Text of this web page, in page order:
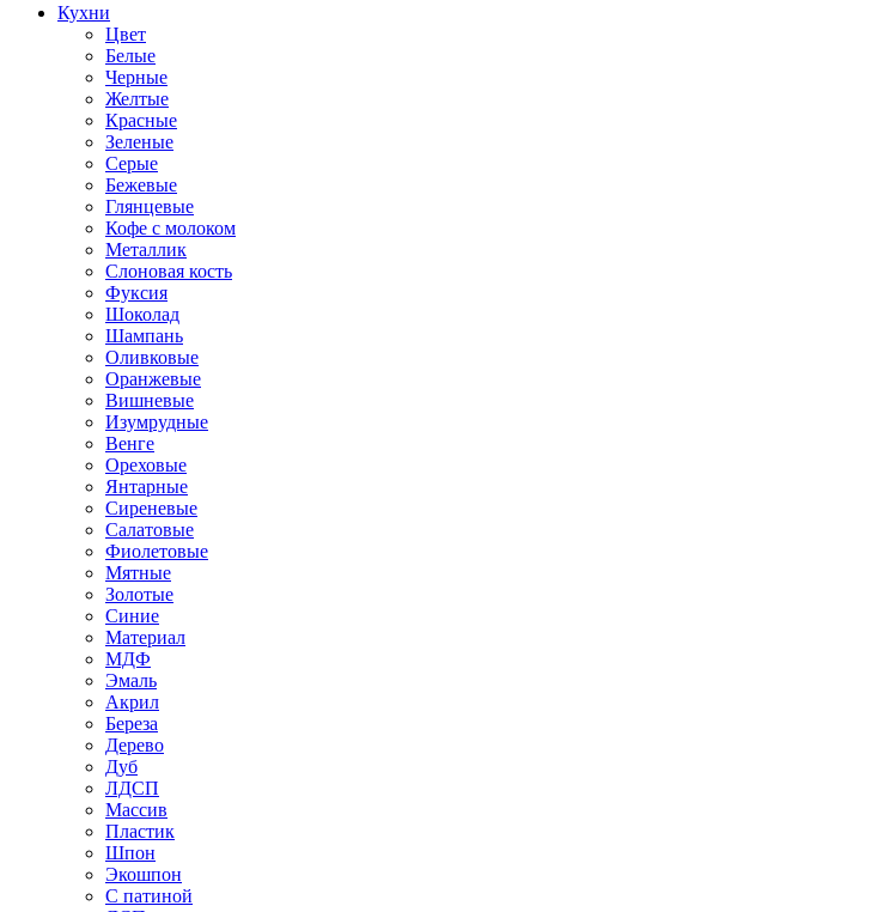
Кухни
Цвет
Белые
Черные
Желтые
Красные
Зеленые
Серые
Бежевые
Глянцевые
Кофе с молоком
Металлик
Слоновая кость
Фуксия
Шоколад
Шампань
Оливковые
Оранжевые
Вишневые
Изумрудные
Венге
Ореховые
Янтарные
Сиреневые
Салатовые
Фиолетовые
Мятные
Золотые
Синие
Материал
МДФ
Эмаль
Акрил
Береза
Дерево
Дуб
ЛДСП
Массив
Пластик
Шпон
Экошпон
С патиной